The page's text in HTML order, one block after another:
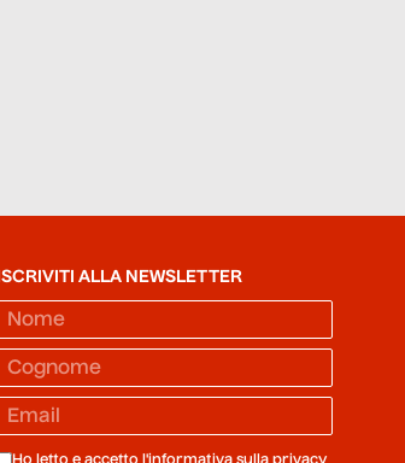
ISCRIVITI ALLA NEWSLETTER